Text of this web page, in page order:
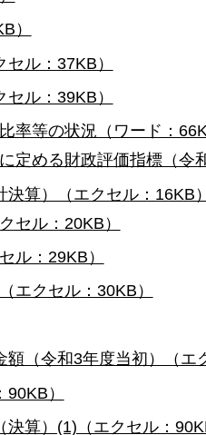
）
ル：37KB）
ル：39KB）
率等の状況（ワード：
定める財政評価指標（
算）（エクセル：16KB）
セル：20KB）
ル：29KB）
エクセル：30KB）
（令和3年度当初）（エ
）
算）(1)（エクセル：